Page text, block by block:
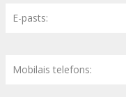
Dāvanu
Uzkodas